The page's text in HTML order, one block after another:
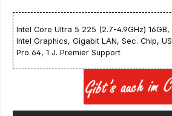
Intel Core Ultra 5 225 (2.7-4.9GHz) 16GB,
Intel Graphics, Gigabit LAN, Sec. Chip,
Pro 64, 1 J. Premier Support